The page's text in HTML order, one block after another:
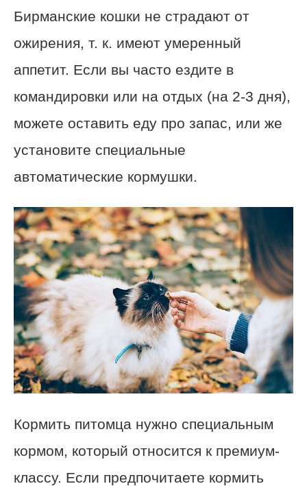
Бирманские кошки не страдают от
ожирения, т. к. имеют умеренный
аппетит. Если вы часто ездите в
командировки или на отдых (на 2-3 дня),
можете оставить еду про запас, или же
установите специальные
автоматические кормушки.
Кормить питомца нужно специальным
кормом, который относится к премиум-
классу. Если предпочитаете кормить